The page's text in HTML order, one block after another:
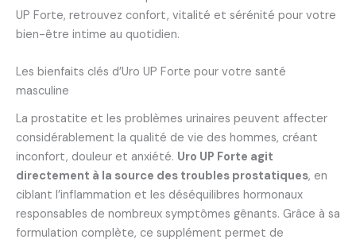
UP Forte, retrouvez confort, vitalité et sérénité pour votre
bien-être intime au quotidien.
Les bienfaits clés d’Uro UP Forte pour votre santé
masculine
La prostatite et les problèmes urinaires peuvent affecter
considérablement la qualité de vie des hommes, créant
inconfort, douleur et anxiété. Uro UP Forte agit
directement à la source des troubles prostatiques, en
ciblant l’inflammation et les déséquilibres hormonaux
responsables de nombreux symptômes gênants. Grâce à sa
formulation complète, ce supplément permet de